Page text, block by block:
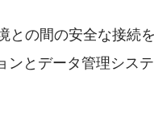
の間の安全な接続
とデータ管理シス